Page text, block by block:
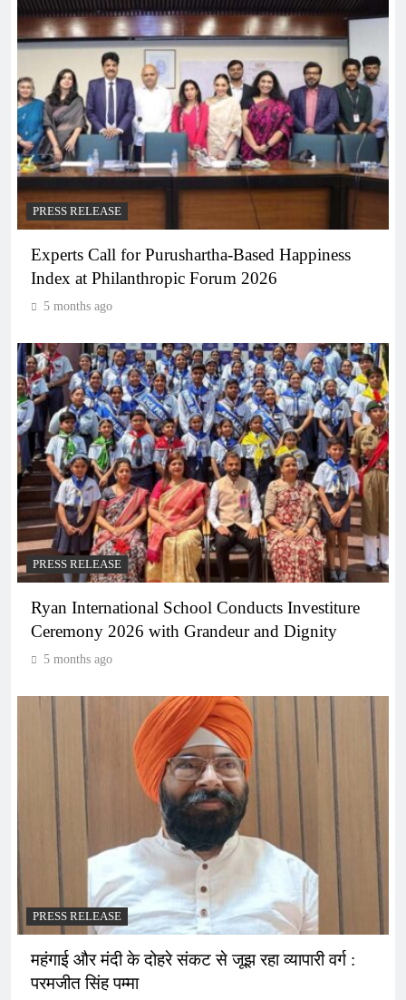
PRESS RELEASE
Experts Call for Purushartha-Based Happiness
Index at Philanthropic Forum 2026
5 months ago
PRESS RELEASE
Ryan International School Conducts Investiture
Ceremony 2026 with Grandeur and Dignity
5 months ago
PRESS RELEASE
महंगाई और मंदी के दोहरे संकट से जूझ रहा व्यापारी वर्ग :
परमजीत सिंह पम्मा